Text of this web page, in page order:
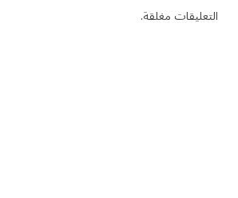
التعليقات مغلقة.